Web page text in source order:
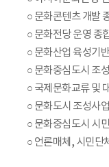
○ 문화콘텐츠 개발
○ 문화전당 운영 종
○ 문화산업 육성기
○ 문화중심도시 조
○ 국제문화교류 및
○ 문화도시 조성사
○ 문화중심도시 시
○ 언론매체, 시민단